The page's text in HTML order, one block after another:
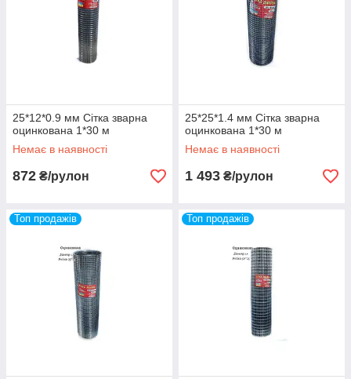
25*12*0.9 мм Сітка зварна
оцинкована 1*30 м
Немає в наявності
872 ₴/рулон
25*25*1.4 мм Сітка зварна
оцинкована 1*30 м
Немає в наявності
1 493 ₴/рулон
Топ продажів Топ продажів